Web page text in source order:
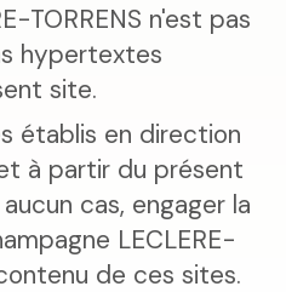
TORRENS n'est pas
hypertextes
site.
établis en direction
à partir du présent
cas, engager la
LECLERE-
de ces sites.